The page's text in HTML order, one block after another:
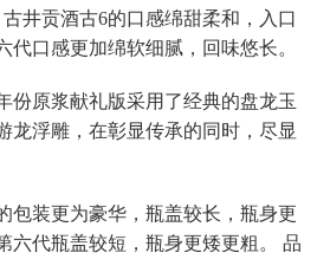
井贡酒古6的口感绵甜柔和，入口
代口感更加绵软细腻，回味悠长。
份原浆献礼版采用了经典的盘龙玉
龙浮雕，在彰显传承的同时，尽显
包装更为豪华，瓶盖较长，瓶身更
六代瓶盖较短，瓶身更矮更粗。 品